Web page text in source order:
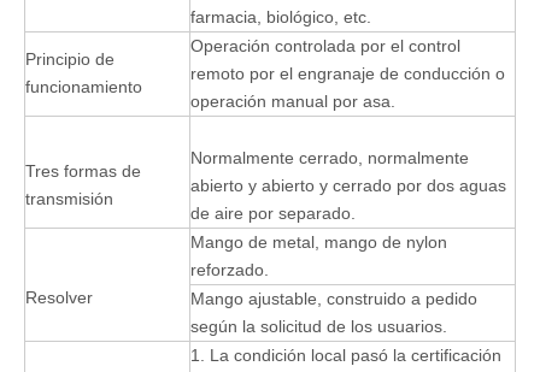
farmacia, biológico, etc.
Principio de
funcionamiento
Operación controlada por el control
remoto por el engranaje de conducción o
operación manual por asa.
Tres formas de
transmisión
Normalmente cerrado, normalmente
abierto y abierto y cerrado por dos aguas
de aire por separado.
Resolver
Mango de metal, mango de nylon
reforzado.
Mango ajustable, construido a pedido
según la solicitud de los usuarios.
1. La condición local pasó la certificación